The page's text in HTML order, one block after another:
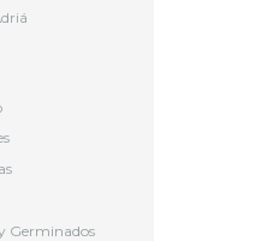
Germinados